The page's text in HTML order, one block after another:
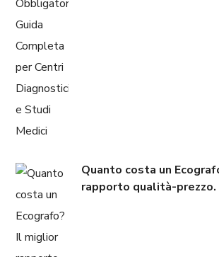
Quanto costa un
rapporto qualità-prezzo.